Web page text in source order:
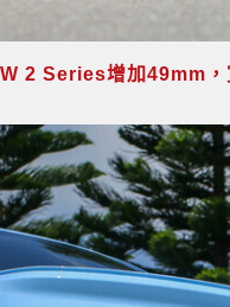
2 Series增加49mm，